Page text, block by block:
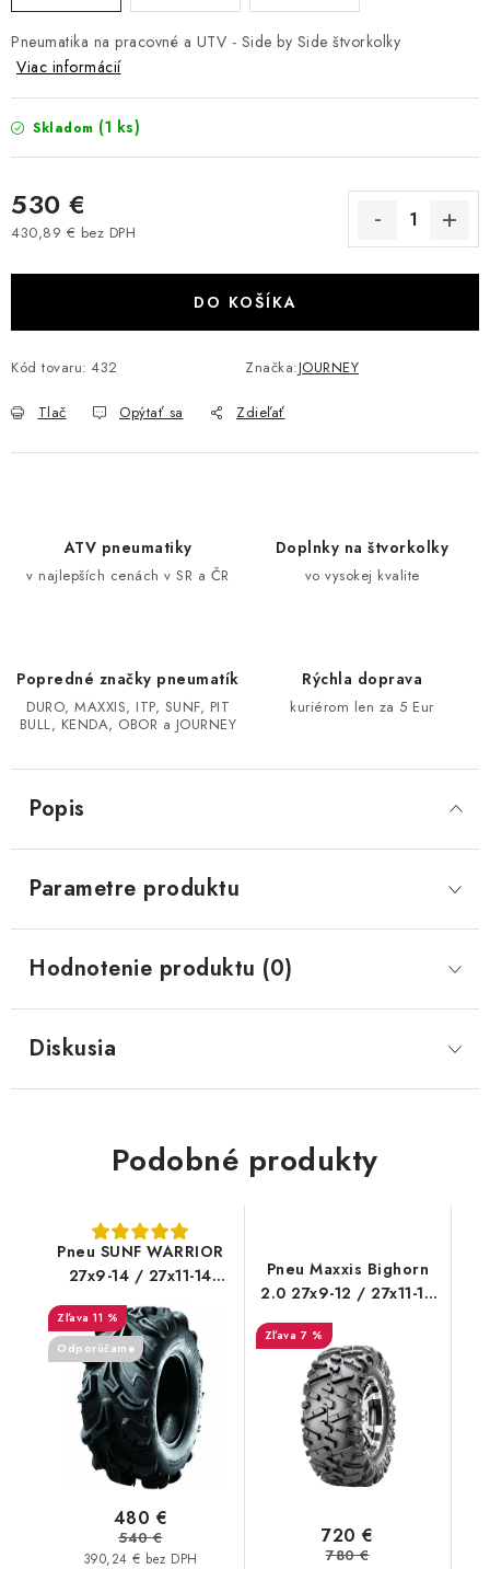
ŠTVORKOLKY
NOVINKY
VÝPREDAJ
INÉ PRÍSLUŠENSTVO
YAMAHA GRIZZLY 550/660/700
CAN AM OUTLANDER 570/650/800/1000
CF MOTO 800/850 GLADIATOR X8
POLARIS SPORTSMAN RZR 1000
TGB BLADE 600/1000 LT LTX
Podmienky ochrany osobných údajov
Všeobecné obchodné podmienky
Pneumatika na pracovné a UTV - Side by Side štvorkolky
Viac informácií
Skladom (1 ks)
530 €
430,89 € bez DPH
DO KOŠÍKA
Kód tovaru: 432 Značka:JOURNEY
Tlač Opýtať sa Zdieľať
ATV pneumatiky
v najlepších cenách v SR a ČR
Doplnky na štvorkolky
vo vysokej kvalite
Popredné značky pneumatík
DURO, MAXXIS, ITP, SUNF, PIT
BULL, KENDA, OBOR a JOURNEY
Rýchla doprava
kuriérom len za 5 Eur
Popis
Parametre produktu
Hodnotenie produktu (0)
Diskusia
Podobné produkty
Pneu SUNF WARRIOR
27x9-14 / 27x11-14
Maxxis Zilla SUNF
A048
11 %
Odporúčame
390,24 € bez DPH
480 €
540 €
Pneu Maxxis Bighorn
2.0 27x9-12 / 27x11-12
MU09, 10
7 %
720 €
780 €